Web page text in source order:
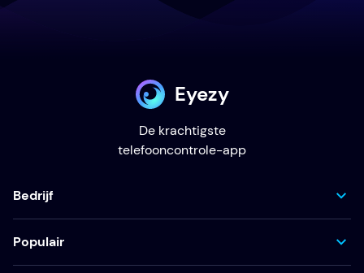
Eyezy
De krachtigste
telefooncontrole-app
Bedrijf
Populair